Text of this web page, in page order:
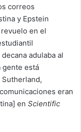
correos
y Epstein
en el
adulaba al
gente está
Sutherland,
eran
en Scientific